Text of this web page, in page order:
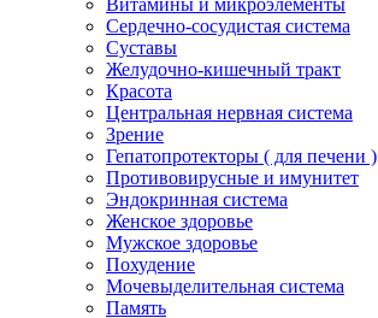
Витамины и микроэлементы
Сердечно-сосудистая система
Суставы
Желудочно-кишечный тракт
Красота
Центральная нервная система
Зрение
Гепатопротекторы ( для печени )
Противовирусные и имунитет
Эндокринная система
Женское здоровье
Мужское здоровье
Похудение
Мочевыделительная система
Память